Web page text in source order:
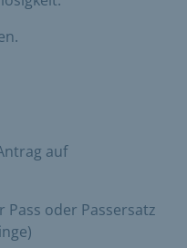
auf
oder Passersatz